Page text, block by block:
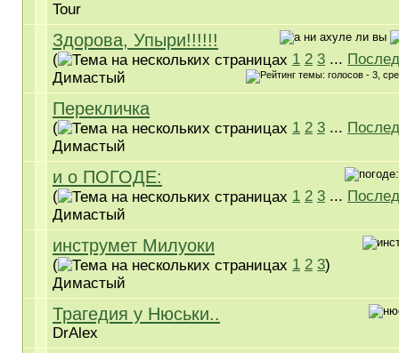
Tour
Здорова, Упыри!!!!!!
( 1 2 3 ...
Димастый
Перекличка
( 1 2 3 ...
Димастый
и о ПОГОДЕ:
( 1 2 3 ...
Димастый
инструмет Милуоки
( 1 2 3)
Димастый
Трагедия у Нюськи..
DrAlex